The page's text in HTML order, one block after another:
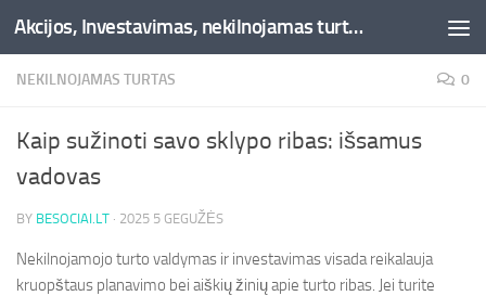
Skip to content Akcijos, Investavimas, nekilnojamas turtas, kriptovaliutos - Besociai.lt
NEKILNOJAMAS TURTAS 0
Kaip sužinoti savo sklypo ribas: išsamus
vadovas
BY BESOCIAI.LT · 2025 5 GEGUŽĖS
Nekilnojamojo turto valdymas ir investavimas visada reikalauja
kruopštaus planavimo bei aiškių žinių apie turto ribas. Jei turite